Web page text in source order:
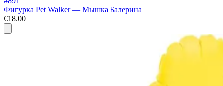
Фигурка Pet Walker — Мышка Балерина
€18.00